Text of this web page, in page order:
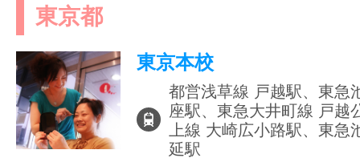
東京都
東京本校
都営浅草線 戸越駅、東急
座駅、東急大井町線 戸越
上線 大崎広小路駅、東急
延駅